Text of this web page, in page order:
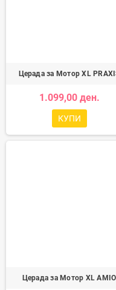
Церада за Мотор XL
1.099,00 ден.
КУПИ
Церада за Мотор XL AMIO